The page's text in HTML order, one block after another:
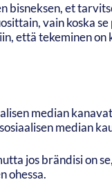
bisneksen, et
vain koska
että tekeminen
median
median
jos brändisi on
ohessa.